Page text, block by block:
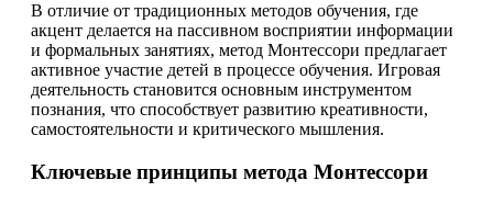
В отличие от традиционных методов обучения, где
акцент делается на пассивном восприятии информации
и формальных занятиях, метод Монтессори предлагает
активное участие детей в процессе обучения. Игровая
деятельность становится основным инструментом
познания, что способствует развитию креативности,
самостоятельности и критического мышления.
Ключевые принципы метода Монтессори